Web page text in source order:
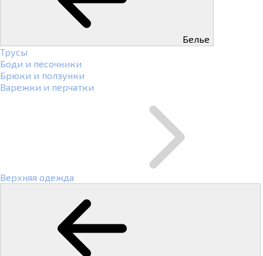
Белье
Трусы
Боди и песочники
Брюки и ползунки
Варежки и перчатки
Верхняя одежда